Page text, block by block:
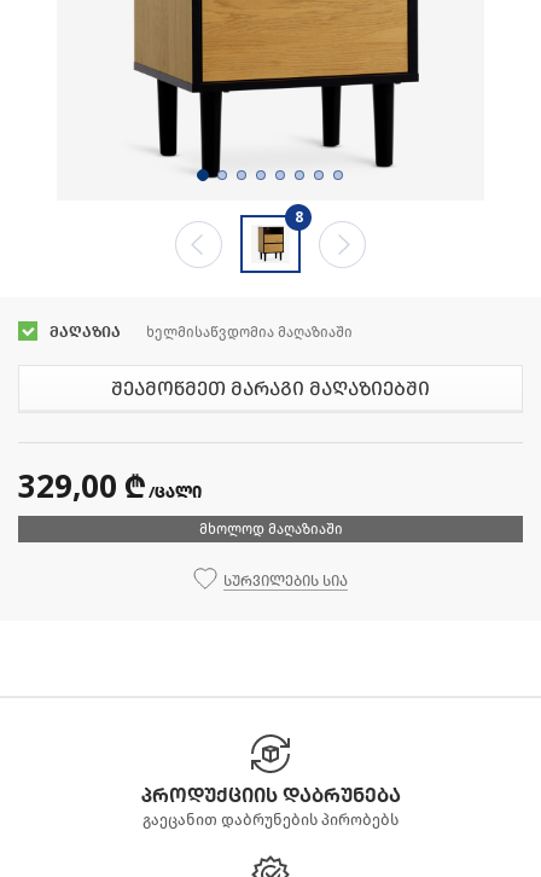
8
მაღაზია ხელმისაწვდომია მაღაზიაში
შეამოწმეთ მარაგი მაღაზიებში
329,00 ₾ /ცალი
მხოლოდ მაღაზიაში
სურვილების სია
პროდუქციის დაბრუნება
გაეცანით დაბრუნების პირობებს